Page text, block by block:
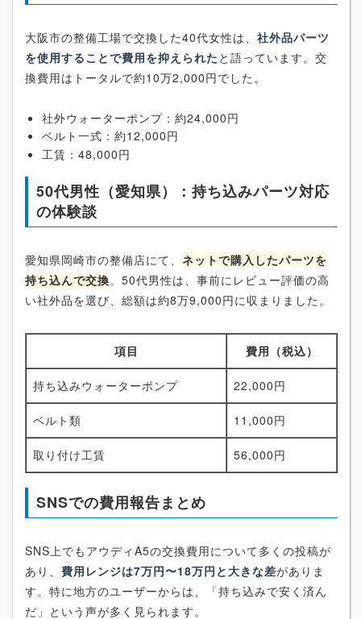
大阪市の整備工場で交換した40代女性は、 社外品パーツ
を使用することで費用を抑えられた と語っています。交
換費用はトータルで約10万2,000円でした。
社外ウォーターポンプ：約24,000円
ベルト一式：約12,000円
工賃：48,000円
50代男性（愛知県）：持ち込みパーツ対応
の体験談
愛知県岡崎市の整備店にて、 ネットで購入したパーツを
持ち込んで交換。50代男性は、事前にレビュー評価の高
い社外品を選び、総額は約8万9,000円に収まりました。
項目 費用（税込）
持ち込みウォーターポンプ 22,000円
ベルト類 11,000円
取り付け工賃 56,000円
SNSでの費用報告まとめ
SNS上でもアウディA5の交換費用について多くの投稿が
あり、 費用レンジは7万円〜18万円と大きな差がありま
す。特に地方のユーザーからは、「持ち込みで安く済ん
だ」という声が多く見られます。